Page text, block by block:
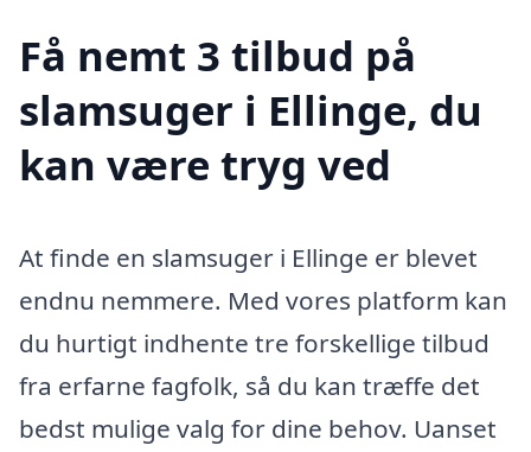
Få nemt 3 tilbud på
slamsuger i Ellinge, du
kan være tryg ved
At finde en slamsuger i Ellinge er blevet
endnu nemmere. Med vores platform kan
du hurtigt indhente tre forskellige tilbud
fra erfarne fagfolk, så du kan træffe det
bedst mulige valg for dine behov. Uanset